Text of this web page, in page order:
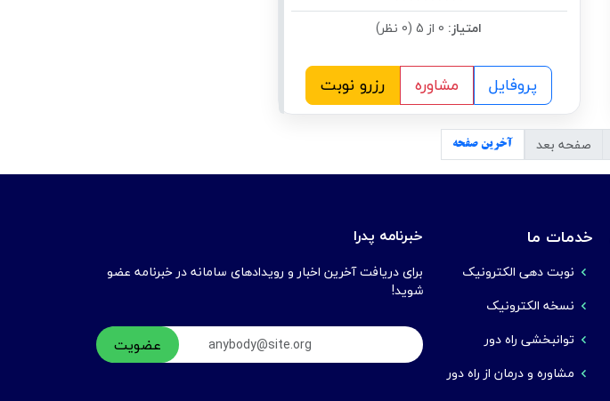
امتیاز:
پروفایل مشاوره رزرو نوبت
صفحه بعد آخرین صفحه
خدمات ما
نوبت دهی الکترونیک
نسخه الکترونیک
توانبخشی راه دور
مشاوره و درمان از راه دور
خبرنامه پدرا
برای دریافت آخرین اخبار و رویدادهای سامانه در خبرنامه عضو
شوید!